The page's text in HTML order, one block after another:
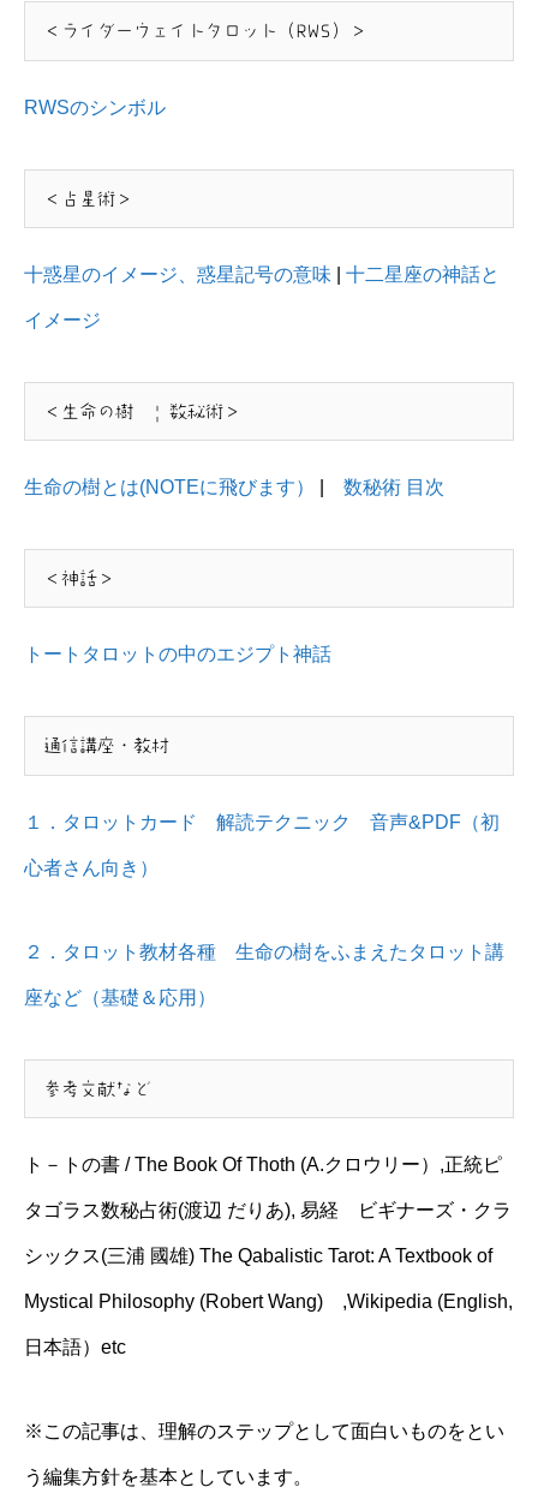
＜ライダーウェイトタロット（RWS）＞
RWSのシンボル
＜占星術＞
十惑星のイメージ、惑星記号の意味 十二星座の神話と
イメージ
＜生命の樹 | 数秘術＞
生命の樹とは(NOTEに飛びます） 数秘術 目次
＜神話＞
トートタロットの中のエジプト神話
通信講座・教材
１．タロットカード 解読テクニック 音声&PDF（初
心者さん向き）
２．タロット教材各種 生命の樹をふまえたタロット講
座など（基礎＆応用）
参考文献など
ト－トの書 / The Book Of Thoth (A.クロウリー）,正統ピ
タゴラス数秘占術(渡辺 だりあ), 易経 ビギナーズ・クラ
シックス(三浦 國雄) The Qabalistic Tarot: A Textbook of
Mystical Philosophy (Robert Wang) ,Wikipedia (English,
日本語）etc
※この記事は、理解のステップとして面白いものをとい
う編集方針を基本としています。